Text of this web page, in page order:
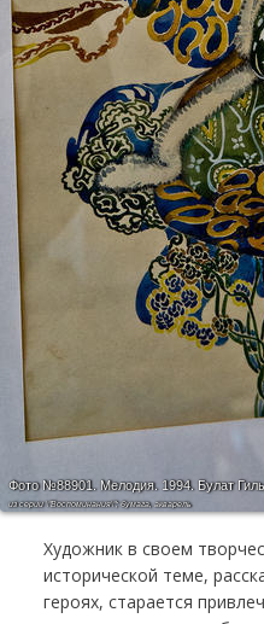
Фото №88901. Мелодия. 1994. Булат
из серии \"Воспоминания\"; бумага, акварель
Художник в своем
исторической теме,
героях, старается